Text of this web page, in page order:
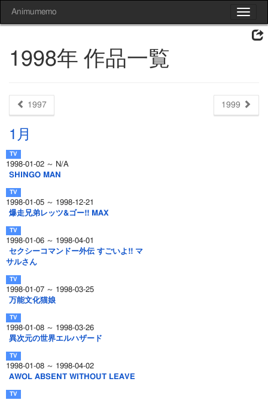
Toggle
Animumemo
1998年 作品一覧
1997 1999
1月
1998-01-02 ～ N/A
SHINGO MAN
1998-01-05 ～ 1998-12-21
爆走兄弟レッツ&ゴー!! MAX
1998-01-06 ～ 1998-04-01
セクシーコマンドー外伝 すごいよ!! マ
サルさん
1998-01-07 ～ 1998-03-25
万能文化猫娘
1998-01-08 ～ 1998-03-26
異次元の世界エルハザード
1998-01-08 ～ 1998-04-02
AWOL ABSENT WITHOUT LEAVE